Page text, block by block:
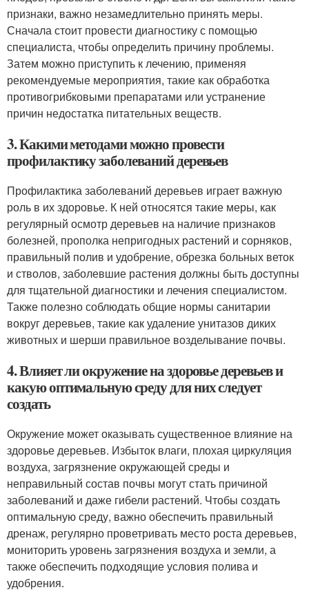
признаки, важно незамедлительно принять меры.
Сначала стоит провести диагностику с помощью
специалиста, чтобы определить причину проблемы.
Затем можно приступить к лечению, применяя
рекомендуемые мероприятия, такие как обработка
противогрибковыми препаратами или устранение
причин недостатка питательных веществ.
3. Какими методами можно провести
профилактику заболеваний деревьев
Профилактика заболеваний деревьев играет важную
роль в их здоровье. К ней относятся такие меры, как
регулярный осмотр деревьев на наличие признаков
болезней, прополка непригодных растений и сорняков,
правильный полив и удобрение, обрезка больных веток
и стволов, заболевшие растения должны быть доступны
для тщательной диагностики и лечения специалистом.
Также полезно соблюдать общие нормы санитарии
вокруг деревьев, такие как удаление унитазов диких
животных и шерши правильное возделывание почвы.
4. Влияет ли окружение на здоровье деревьев и
какую оптимальную среду для них следует
создать
Окружение может оказывать существенное влияние на
здоровье деревьев. Избыток влаги, плохая циркуляция
воздуха, загрязнение окружающей среды и
неправильный состав почвы могут стать причиной
заболеваний и даже гибели растений. Чтобы создать
оптимальную среду, важно обеспечить правильный
дренаж, регулярно проветривать место роста деревьев,
мониторить уровень загрязнения воздуха и земли, а
также обеспечить подходящие условия полива и
удобрения.